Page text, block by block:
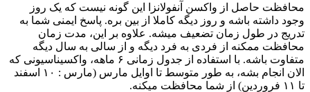
محافظت حاصل از واکسن آنفولانزا این گونه نیست که یک روز
وجود داشته باشه و روز دیگه کاملا از بین بره. پاسخ ایمنی شما به‌
تدریج در طول زمان تضعیف میشه. علاوه‌ بر‌ این، مدت زمان
محافظت ممکنه از فردی به فرد دیگه و از سالی به سال دیگه
متفاوت باشه. با استفاده از جدول زمانی ۶ ماهه، واکسیناسیونی که
الان انجام بشه، به‌ طور متوسط تا اوایل مارس (مارس : ۱۰ اسفند
تا ۱۱ فروردین) از شما محافظت میکنه.